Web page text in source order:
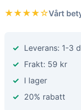
★★★★☆Vårt
Leverans: 1-3
Frakt: 59 kr
I lager
20% rabatt